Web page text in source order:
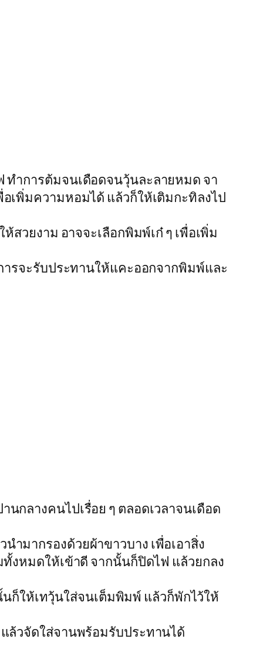
ทำการต้มจนเดือดจนวุ้นละลายหมด จา
เพิ่มความหอมได้ แล้วก็ให้เติมกะทิลงไป
วยงาม อาจจะเลือกพิมพ์เก๋ ๆ เพื่อเพิ่ม
ารจะรับประทานให้แคะออกจากพิมพ์และ
กลางคนไปเรื่อย ๆ ตลอดเวลาจนเดือด
ำมากรองด้วยผ้าขาวบาง เพื่อเอาสิ่ง
งหมดให้เข้าดี จากนั้นก็ปิดไฟ แล้วยกลง
ก็ให้เทวุ้นใส่จนเต็มพิมพ์ แล้วก็พักไว้ให้
ล้วจัดใส่จานพร้อมรับประทานได้